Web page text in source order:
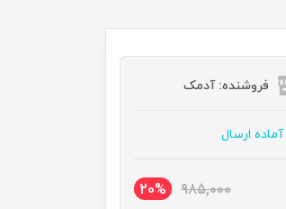
فروشنده: آدمک
آماده ارسال
985,000
20%